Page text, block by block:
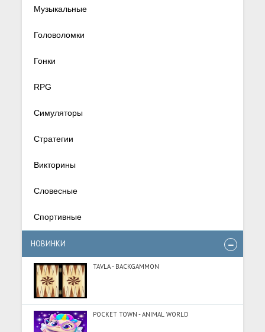
Музыкальные
Головоломки
Гонки
RPG
Симуляторы
Стратегии
Викторины
Словесные
Спортивные
НОВИНКИ
TAVLA - BACKGAMMON
POCKET TOWN - ANIMAL WORLD